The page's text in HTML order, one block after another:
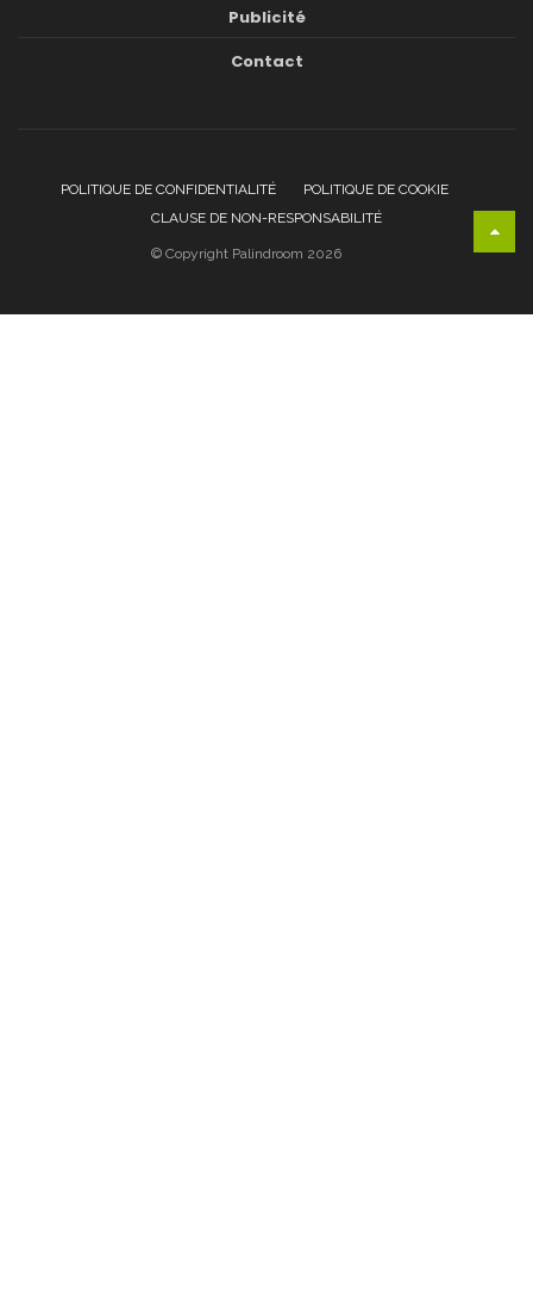
Publicité
Contact
POLITIQUE DE CONFIDENTIALITÉ
POLITIQUE DE COOKIE
CLAUSE DE NON-RESPONSABILITÉ
© Copyright Palindroom 2026